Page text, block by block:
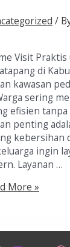
/
Visit
di
kawasan
sering
efisien
penting
kebersihan
ingin
Layanan …
More »